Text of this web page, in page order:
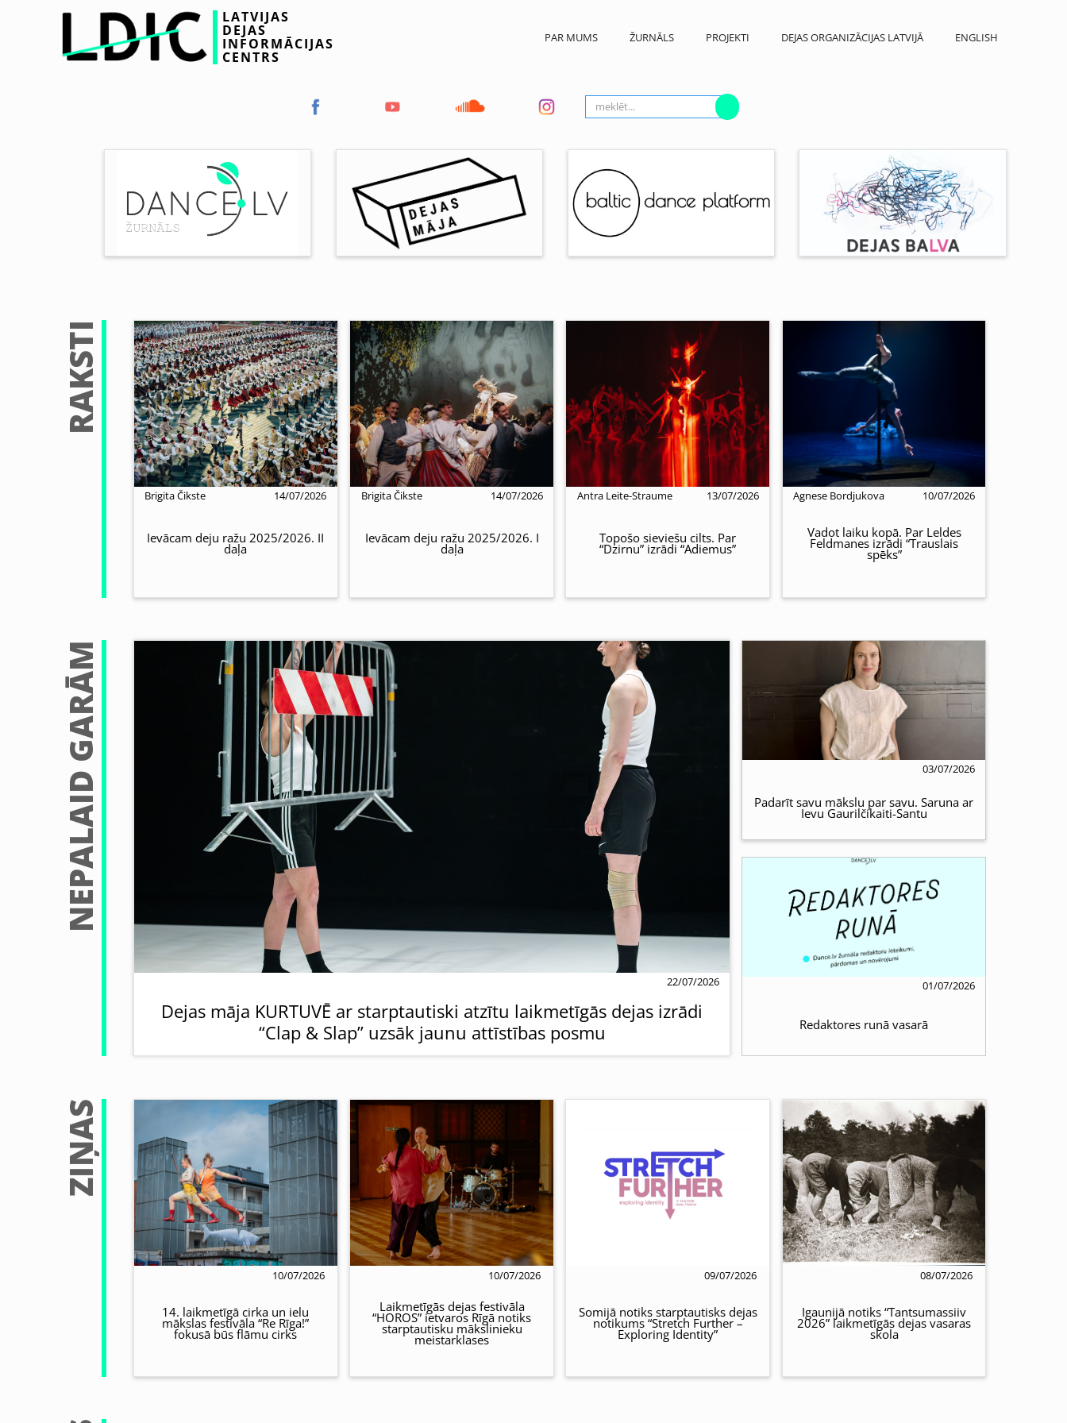
LATVIJAS
DEJAS
INFORMĀCIJAS
CENTRS
PAR MUMS ŽURNĀLS PROJEKTI DEJAS ORGANIZĀCIJAS LATVIJĀ ENGLISH
RAKSTI
Brigita Čikste 14/07/2026
Ievācam deju ražu 2025/2026. II
daļa
Brigita Čikste 14/07/2026
Ievācam deju ražu 2025/2026. I
daļa
Antra Leite-Straume 13/07/2026
Topošo sieviešu cilts. Par
“Dzirnu” izrādi “Adiemus”
Agnese Bordjukova 10/07/2026
Vadot laiku kopā. Par Leldes
Feldmanes izrādi “Trauslais
spēks”
NEPALAID GARĀM
22/07/2026
Dejas māja KURTUVĒ ar starptautiski atzītu laikmetīgās dejas izrādi
“Clap & Slap” uzsāk jaunu attīstības posmu
03/07/2026
Padarīt savu mākslu par savu. Saruna ar
Ievu Gaurilčikaiti-Santu
01/07/2026
Redaktores runā vasarā
ZIŅAS
10/07/2026
14. laikmetīgā cirka un ielu
mākslas festivāla “Re Rīga!”
fokusā būs flāmu cirks
10/07/2026
Laikmetīgās dejas festivāla
“HOROS” ietvaros Rīgā notiks
starptautisku mākslinieku
meistarklases
09/07/2026
Somijā notiks starptautisks dejas
notikums “Stretch Further –
Exploring Identity”
08/07/2026
Igaunijā notiks “Tantsumassiiv
2026” laikmetīgās dejas vasaras
skola